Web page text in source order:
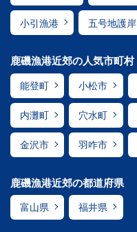
小引漁港 五号地護岸
鹿磯漁港近郊の人気市町村
能登町 小松市
内灘町 穴水町
金沢市 羽咋市
鹿磯漁港近郊の都道府県
富山県 福井県